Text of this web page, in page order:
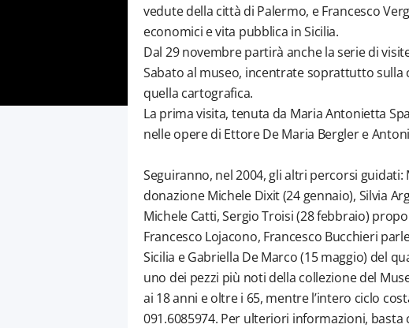
vedute della città di Palermo, e Francesco
economici e vita pubblica in Sicilia.
Dal 29 novembre partirà anche la serie di
Sabato al museo, incentrate soprattutto sulla
quella cartografica.
La prima visita, tenuta da Maria Antonietta
nelle opere di Ettore De Maria Bergler e
Seguiranno, nel 2004, gli altri percorsi
donazione Michele Dixit (24 gennaio), Silvia
Michele Catti, Sergio Troisi (28 febbraio)
Francesco Lojacono, Francesco Bucchieri
Sicilia e Gabriella De Marco (15 maggio) del
uno dei pezzi più noti della collezione del
ai 18 anni e oltre i 65, mentre l’intero ciclo
091.6085974. Per ulteriori informazioni, basta